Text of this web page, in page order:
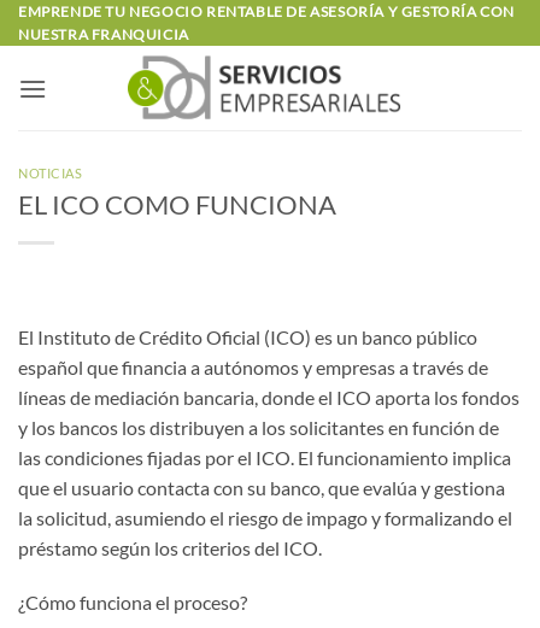
Saltar
al
EMPRENDE TU NEGOCIO RENTABLE DE ASESORÍA Y GESTORÍA CON
NUESTRA FRANQUICIA
NOTICIAS
EL ICO COMO FUNCIONA
El Instituto de Crédito Oficial (ICO) es un banco público
español que financia a autónomos y empresas a través de
líneas de mediación bancaria, donde el ICO aporta los fondos
y los bancos los distribuyen a los solicitantes en función de
las condiciones fijadas por el ICO. El funcionamiento implica
que el usuario contacta con su banco, que evalúa y gestiona
la solicitud, asumiendo el riesgo de impago y formalizando el
préstamo según los criterios del ICO.
¿Cómo funciona el proceso?